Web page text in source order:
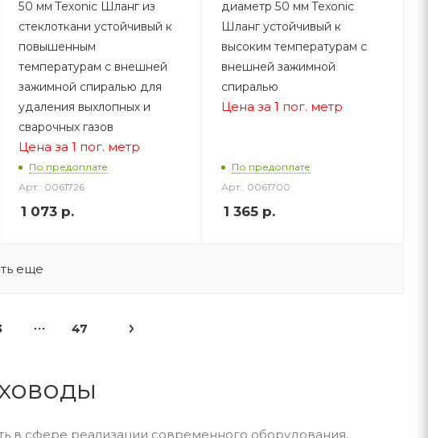
50 мм Texonic Шланг из
стеклоткани устойчивый к
повышенным
температурам с внешней
зажимной спиралью для
удаления выхлопных и
сварочных газов
Цена за 1 пог. метр
По предоплате
Арт.: 0061726
1 073 р.
диаметр 50 мм Texonic
Шланг устойчивый к
высоким температурам с
внешней зажимной
спиралью
Цена за 1 пог. метр
По предоплате
Арт.: 0061700
1 365р.
еще
47
в сфере реализации современного оборудования,